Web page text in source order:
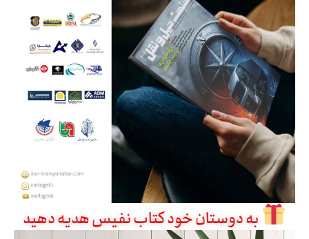
به دوستان خود کتاب نفیس هدیه دهید